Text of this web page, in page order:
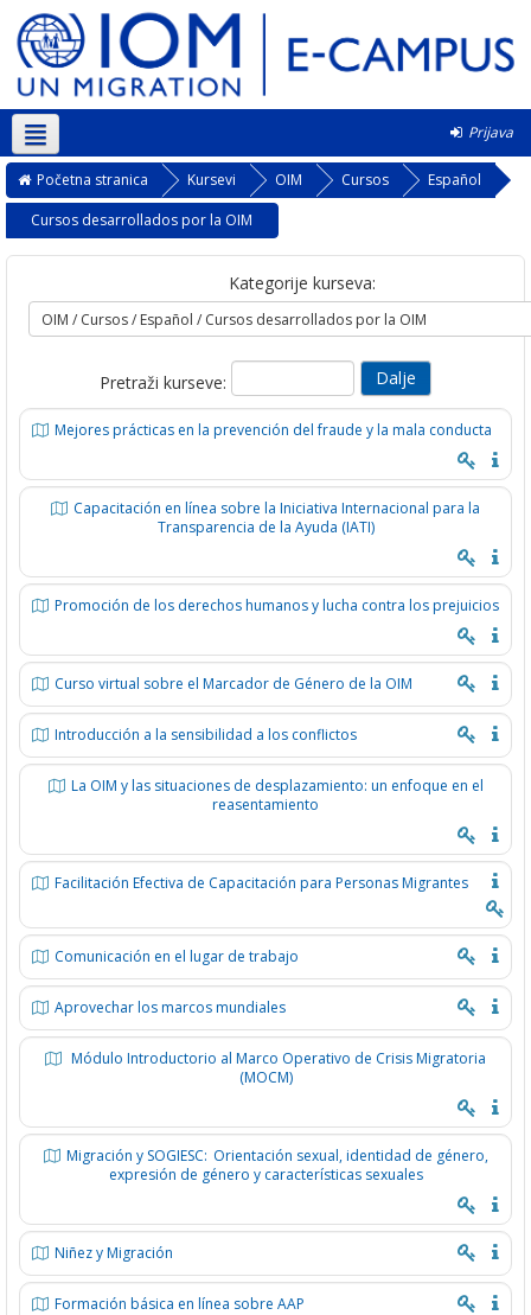
Prijava
Srpski ‎(sr_lt)‎
Početna stranica Kursevi OIM Cursos
Español
Cursos desarrollados por la OIM
Kategorije kurseva:
Pretraži kurseve:
Mejores prácticas en la prevención del fraude y la mala conducta
Capacitación en línea sobre la Iniciativa Internacional para la
Transparencia de la Ayuda (IATI)
Promoción de los derechos humanos y lucha contra los prejuicios
Curso virtual sobre el Marcador de Género de la OIM
Introducción a la sensibilidad a los conflictos
La OIM y las situaciones de desplazamiento: un enfoque en el
reasentamiento
Facilitación Efectiva de Capacitación para Personas Migrantes
Comunicación en el lugar de trabajo
Aprovechar los marcos mundiales
Módulo Introductorio al Marco Operativo de Crisis Migratoria
(MOCM)
Migración y SOGIESC: Orientación sexual, identidad de género,
expresión de género y características sexuales
Niñez y Migración
Formación básica en línea sobre AAP